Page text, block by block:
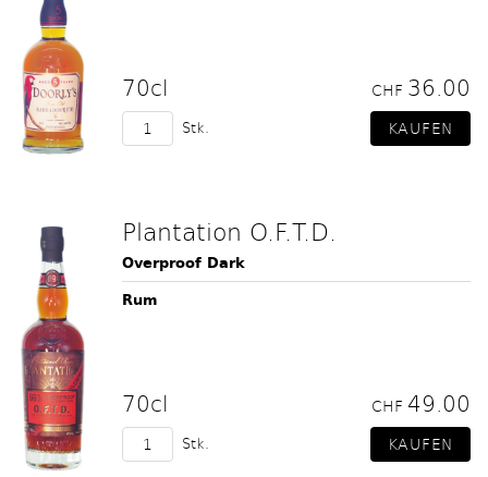
70cl CHF 36.00
Stk.
Plantation O.F.T.D.
Overproof Dark
Rum
70cl CHF 49.00
Stk.